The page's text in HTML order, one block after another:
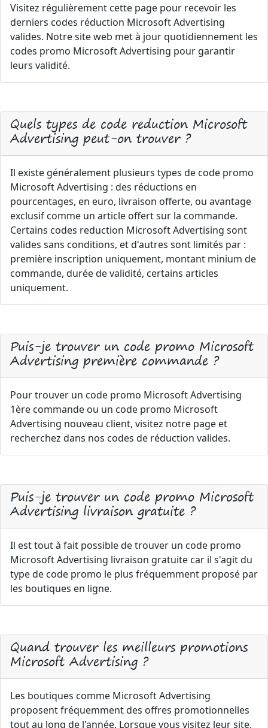
Visitez régulièrement cette page pour recevoir les
derniers codes réduction Microsoft Advertising
valides. Notre site web met à jour quotidiennement les
codes promo Microsoft Advertising pour garantir
leurs validité.
Quels types de code reduction Microsoft
Advertising peut-on trouver ?
Il existe généralement plusieurs types de code promo
Microsoft Advertising : des réductions en
pourcentages, en euro, livraison offerte, ou avantage
exclusif comme un article offert sur la commande.
Certains codes reduction Microsoft Advertising sont
valides sans conditions, et d'autres sont limités par :
première inscription uniquement, montant minium de
commande, durée de validité, certains articles
uniquement.
Puis-je trouver un code promo Microsoft
Advertising première commande ?
Pour trouver un code promo Microsoft Advertising
1ère commande ou un code promo Microsoft
Advertising nouveau client, visitez notre page et
recherchez dans nos codes de réduction valides.
Puis-je trouver un code promo Microsoft
Advertising livraison gratuite ?
Il est tout à fait possible de trouver un code promo
Microsoft Advertising livraison gratuite car il s'agit du
type de code promo le plus fréquemment proposé par
les boutiques en ligne.
Quand trouver les meilleurs promotions
Microsoft Advertising ?
Les boutiques comme Microsoft Advertising
proposent fréquemment des offres promotionnelles
tout au long de l'année. Lorsque vous visitez leur site,